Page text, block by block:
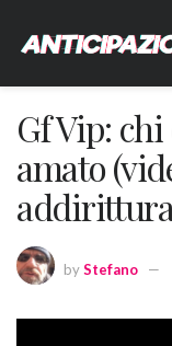
Gf Vip:
amato
byStefano